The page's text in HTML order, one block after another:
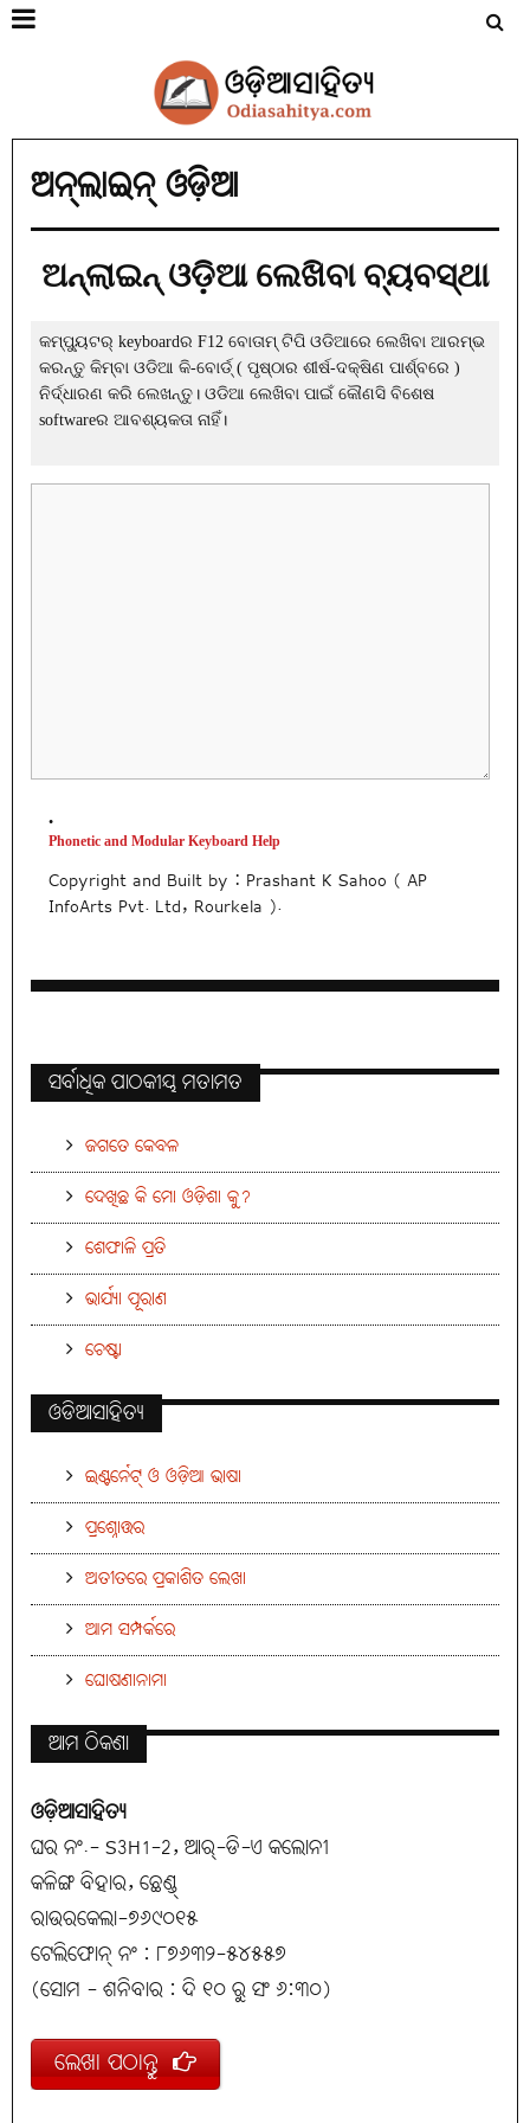
ଅନ୍‌ଲାଇନ୍ ଓଡ଼ିଆ
ଅନ୍‌ଲାଇନ୍ ଓଡ଼ିଆ ଲେଖିବା ବ୍ୟବସ୍ଥା
କମ୍ପ୍ୟୁଟର୍ keyboardର F12 ବୋତାମ୍ ଟିପି ଓଡିଆରେ ଲେଖିବା ଆରମ୍ଭ
କରନ୍ତୁ କିମ୍ବା ଓଡିଆ କି-ବୋର୍ଡ୍ ( ପୃଷ୍ଠାର ଶୀର୍ଷ-ଦକ୍ଷିଣ ପାର୍ଶ୍ବରେ )
ନିର୍ଦ୍ଧାରଣ କରି ଲେଖନ୍ତୁ। ଓଡିଆ ଲେଖିବା ପାଇଁ କୌଣସି ବିଶେଷ
softwareର ଆବଶ୍ୟକତା ନାହିଁ।
•
Phonetic and Modular Keyboard Help
Copyright and Built by : Prashant K Sahoo ( AP
InfoArts Pvt. Ltd, Rourkela ).
ସର୍ବାଧିକ ପାଠକୀୟ ମତାମତ
ଜଗତେ କେବଳ
ଦେଖିଛ କି ମୋ ଓଡ଼ିଶା କୁ?
ଶେଫାଳି ପ୍ରତି
ଭାର୍ଯ୍ୟା ପୂରାଣ
ଚେଷ୍ଟା
ଓଡିଆସାହିତ୍ୟ
ଇଣ୍ଟର୍ନେଟ୍ ଓ ଓଡ଼ିଆ ଭାଷା
ପ୍ରଶ୍ନୋତ୍ତର
ଅତୀତରେ ପ୍ରକାଶିତ ଲେଖା
ଆମ ସମ୍ପର୍କରେ
ଘୋଷଣାନାମା
ଆମ ଠିକଣା
ଓଡ଼ିଆସାହିତ୍ୟ
ଘର ନଂ.- S3H1-2, ଆର୍-ଡି-ଏ କଲୋନୀ
କଳିଙ୍ଗ ବିହାର, ଛେଣ୍ଡ୍
ରାଉରକେଲା-୭୬୯୦୧୫
ଟେଲିଫୋନ୍ ନଂ : ୮୭୬୩୨-୫୪୫୫୭
(ସୋମ - ଶନିବାର : ଦି ୧୦ ରୁ ସଂ ୬:୩୦)
ଲେଖା ପଠାନ୍ତୁ